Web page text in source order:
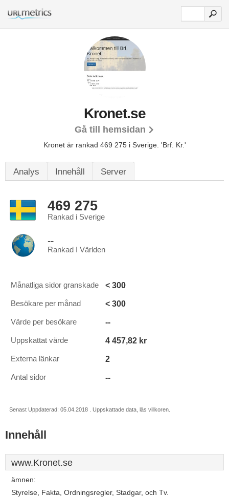
Kronet.se
Gå till hemsidan
Kronet är rankad 469 275 i Sverige. 'Brf. Kr.'
Analys Innehåll Server
469 275
Rankad i Sverige
--
Rankad I Världen
Månatliga sidor granskade < 300
Besökare per månad < 300
Värde per besökare --
Uppskattat värde 4 457,82 kr
Externa länkar 2
Antal sidor --
Senast Uppdaterad: 05.04.2018 . Uppskattade data, läs villkoren.
Innehåll
www.Kronet.se
ämnen:
Styrelse, Fakta, Ordningsregler, Stadgar, och Tv.